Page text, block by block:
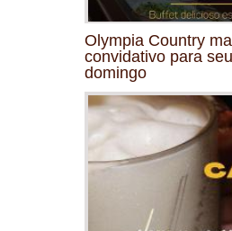
Olympia Country
convidativo para
domingo